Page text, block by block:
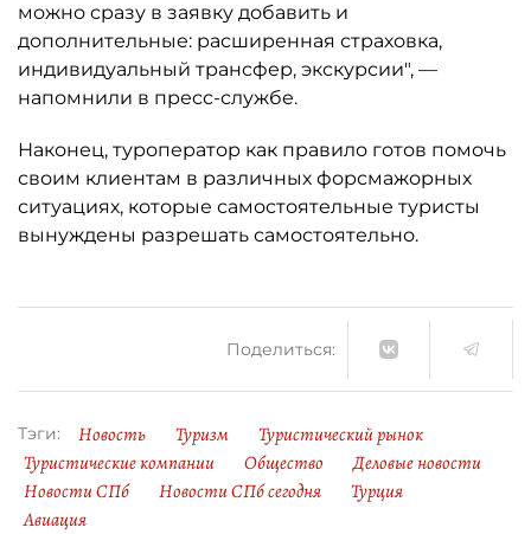
можно сразу в заявку добавить и
дополнительные: расширенная страховка,
индивидуальный трансфер, экскурсии", —
напомнили в пресс-службе.
Наконец, туроператор как правило готов помочь
своим клиентам в различных форсмажорных
ситуациях, которые самостоятельные туристы
вынуждены разрешать самостоятельно.
Поделиться:
Тэги: Новость Туризм
Туристический рынок
Туристические компании
Общество
Деловые новости
Новости СПб
Новости СПб сегодня
Турция
Авиация